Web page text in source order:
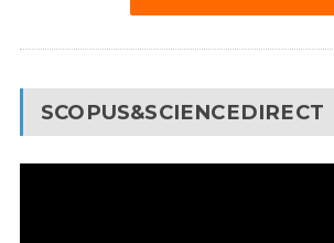
SCOPUS&SCIENCEDIRECT